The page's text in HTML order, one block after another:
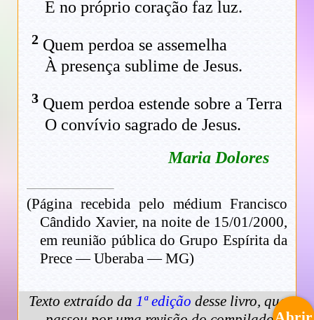
E no próprio coração faz luz.
2 Quem perdoa se assemelha
À presença sublime de Jesus.
3 Quem perdoa estende sobre a Terra
O convívio sagrado de Jesus.
Maria Dolores
(Página recebida pelo médium Francisco
Cândido Xavier, na noite de 15/01/2000,
em reunião pública do Grupo Espírita da
Prece — Uberaba — MG)
Texto extraído da 1ª edição desse livro, que